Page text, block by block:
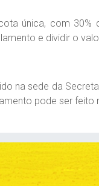
única, com 30%
e dividir o
na sede da
pode ser